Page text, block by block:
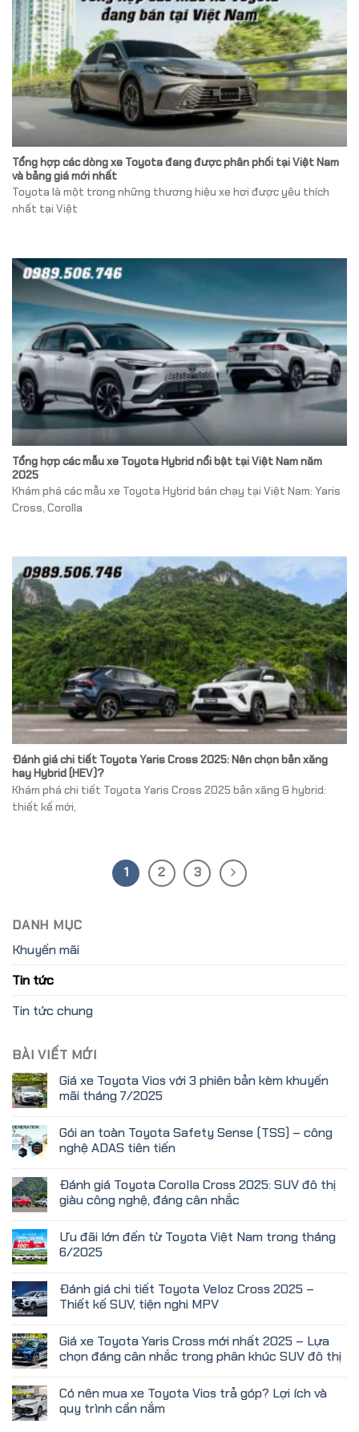
Tổng hợp các dòng xe Toyota đang được phân phối tại Việt Nam
và bảng giá mới nhất
Toyota là một trong những thương hiệu xe hơi được yêu thích
nhất tại Việt
Tổng hợp các mẫu xe Toyota Hybrid nổi bật tại Việt Nam năm
2025
Khám phá các mẫu xe Toyota Hybrid bán chạy tại Việt Nam: Yaris
Cross, Corolla
Đánh giá chi tiết Toyota Yaris Cross 2025: Nên chọn bản xăng
hay Hybrid (HEV)?
Khám phá chi tiết Toyota Yaris Cross 2025 bản xăng & hybrid:
thiết kế mới,
1 2 3
DANH MỤC
Khuyến mãi
Tin tức
Tin tức chung
BÀI VIẾT MỚI
Giá xe Toyota Vios với 3 phiên bản kèm khuyến
mãi tháng 7/2025
Gói an toàn Toyota Safety Sense (TSS) – công
nghệ ADAS tiên tiến
Đánh giá Toyota Corolla Cross 2025: SUV đô thị
giàu công nghệ, đáng cân nhắc
Ưu đãi lớn đến từ Toyota Việt Nam trong tháng
6/2025
Đánh giá chi tiết Toyota Veloz Cross 2025 –
Thiết kế SUV, tiện nghi MPV
Giá xe Toyota Yaris Cross mới nhất 2025 – Lựa
chọn đáng cân nhắc trong phân khúc SUV đô thị
Có nên mua xe Toyota Vios trả góp? Lợi ích và
quy trình cần nắm